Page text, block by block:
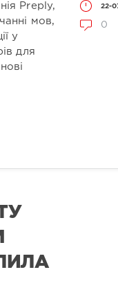
22-
0
Preply,
мов,
у
для